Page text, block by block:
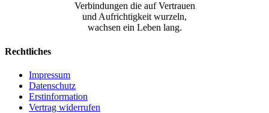
Verbindungen die auf Vertrauen
und Aufrichtigkeit wurzeln,
wachsen ein Leben lang.
Rechtliches
Impressum
Datenschutz
Erstinformation
Vertrag widerrufen